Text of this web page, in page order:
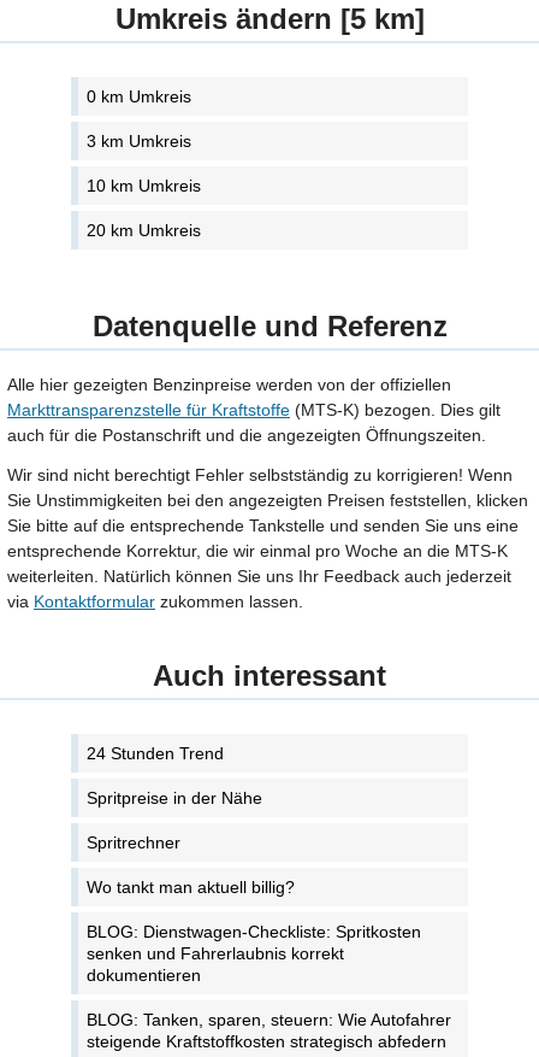
Umkreis ändern [5 km]
0 km Umkreis
3 km Umkreis
10 km Umkreis
20 km Umkreis
Datenquelle und Referenz
Alle hier gezeigten Benzinpreise werden von der offiziellen
Markttransparenzstelle für Kraftstoffe (MTS-K) bezogen. Dies gilt
auch für die Postanschrift und die angezeigten Öffnungszeiten.
Wir sind nicht berechtigt Fehler selbstständig zu korrigieren! Wenn
Sie Unstimmigkeiten bei den angezeigten Preisen feststellen, klicken
Sie bitte auf die entsprechende Tankstelle und senden Sie uns eine
entsprechende Korrektur, die wir einmal pro Woche an die MTS-K
weiterleiten. Natürlich können Sie uns Ihr Feedback auch jederzeit
via Kontaktformular zukommen lassen.
Auch interessant
24 Stunden Trend
Spritpreise in der Nähe
Spritrechner
Wo tankt man aktuell billig?
BLOG: Dienstwagen-Checkliste: Spritkosten
senken und Fahrerlaubnis korrekt
dokumentieren
BLOG: Tanken, sparen, steuern: Wie Autofahrer
steigende Kraftstoffkosten strategisch abfedern